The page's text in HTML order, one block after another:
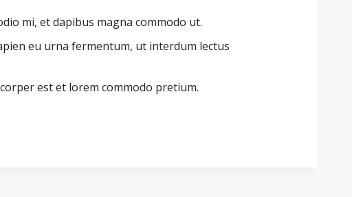
mi, et dapibus magna commodo ut.
eu urna fermentum, ut interdum lectus
est et lorem commodo pretium.